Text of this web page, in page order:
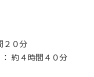
２０分
約４時間４０分